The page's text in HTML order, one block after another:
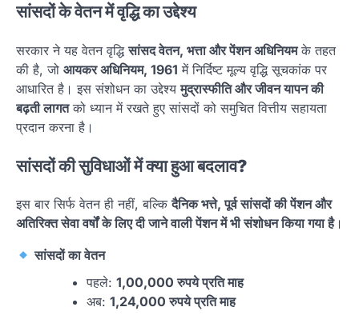
सांसदों के वेतन में वृद्धि का उद्देश्य
सरकार ने यह वेतन वृद्धिसांसद वेतन, भत्ता और पेंशन अधिनियमके तहत
की है, जो आयकर अधिनियम, 1961 में निर्दिष्ट मूल्य वृद्धि सूचकांक पर
आधारित है। इस संशोधन का उद्देश्यमुद्रास्फीति और जीवन यापन की
बढ़ती लागतको ध्यान में रखते हुए सांसदों को समुचित वित्तीय सहायता
प्रदान करना है।
सांसदों की सुविधाओं में क्या हुआ बदलाव?
इस बार सिर्फ वेतन ही नहीं, बल्किदैनिक भत्ते, पूर्व सांसदों की पेंशन और
अतिरिक्त सेवा वर्षों के लिए दी जाने वाली पेंशन में भी संशोधन किया गया है।
सांसदों का वेतन
पहले: 1,00,000 रुपये प्रति माह
अब: 1,24,000 रुपये प्रति माह